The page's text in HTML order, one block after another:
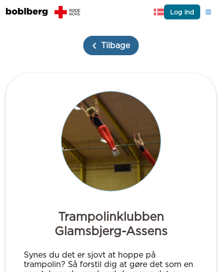
Log ind
Tilbage
Trampolinklubben
Glamsbjerg-Assens
Synes du det er sjovt at hoppe på
trampolin? Så forstil dig at gøre det som en